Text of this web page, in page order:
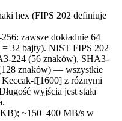
hex (FIPS 202 definiuje
zawsze dokładnie 64
= 32 bajty). NIST FIPS 202
224 (56 znaków), SHA3-
znaków) — wszystkie
Keccak-f[1600] z różnymi
wyjścia jest stała
KB); ~150–400 MB/s w